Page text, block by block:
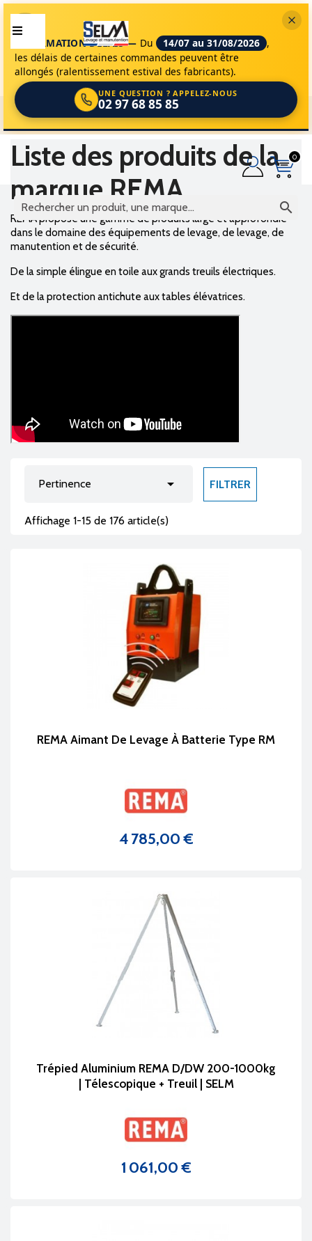
INFORMATION DÉLAIS — Du 14/07 au 31/08/2026 ,
les délais de certaines commandes peuvent être
allongés (ralentissement estival des fabricants).
UNE QUESTION ? APPELEZ-NOUS
02 97 68 85 85
0

selm marques rema
Liste des produits de la
marque REMA
REMA propose une gamme de produits large et approfondie
dans le domaine des équipements de levage, de levage, de
manutention et de sécurité.
De la simple élingue en toile aux grands treuils électriques.
Et de la protection antichute aux tables élévatrices.
Pertinence  FILTRER
Affichage 1-15 de 176 article(s)
REMA Aimant De Levage À Batterie Type RM
Prix
4 785,00 €
Trépied Aluminium REMA D/DW 200-1000kg
| Télescopique + Treuil | SELM
Prix
1 061,00 €